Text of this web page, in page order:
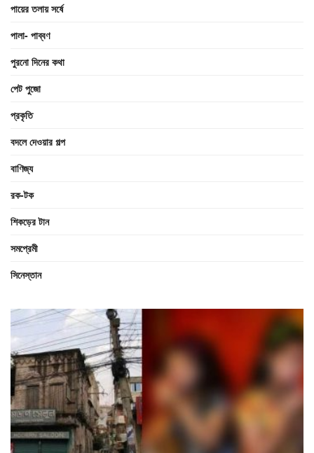
পায়ের তলায় সর্ষে
পালা- পাব্বণ
পুরনো দিনের কথা
পেট পুজো
প্রকৃতি
বদলে দেওয়ার গল্প
বাণিজ্য
রক-টক
শিকড়ের টান
সমপ্রেমী
সিনেস্তান